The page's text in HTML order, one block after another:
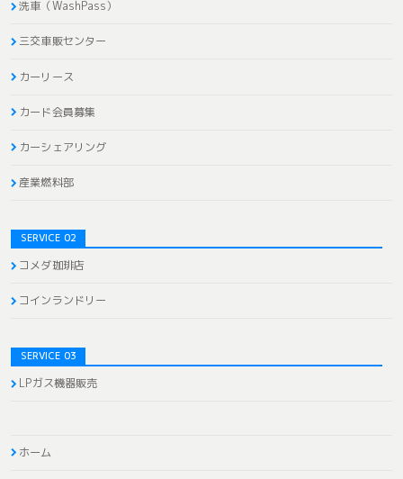
洗車（WashPass）
三交車販センター
カーリース
カード会員募集
カーシェアリング
産業燃料部
SERVICE 02
コメダ珈琲店
コインランドリー
SERVICE 03
LPガス機器販売
ホーム